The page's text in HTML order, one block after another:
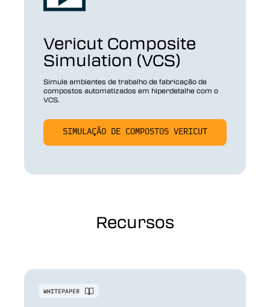
Vericut Composite
Simulation (VCS)
Simule ambientes de trabalho de fabricação de
compostos automatizados em hiperdetalhe com o
VCS.
SIMULAÇÃO DE COMPOSTOS VERICUT
Recursos